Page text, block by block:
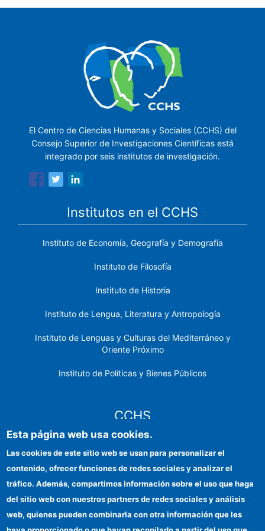
El Centro de Ciencias Humanas y Sociales (CCHS) del
Consejo Superior de Investigaciones Científicas está
integrado por seis institutos de investigación.
Institutos en el CCHS
Instituto de Economía, Geografía y Demografía
Instituto de Filosofía
Instituto de Historia
Instituto de Lengua, Literatura y Antropología
Instituto de Lenguas y Culturas del Mediterráneo y
Oriente Próximo
Instituto de Políticas y Bienes Públicos
CCHS
Identidad institucional
Ayudas FEDER
Esta página web usa cookies.
Las cookies de este sitio web se usan para personalizar el
contenido, ofrecer funciones de redes sociales y analizar el
tráfico. Además, compartimos información sobre el uso que haga
del sitio web con nuestros partners de redes sociales y análisis
web, quienes pueden combinarla con otra información que les